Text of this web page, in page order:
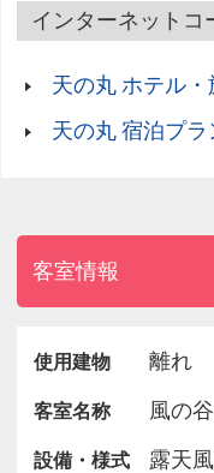
インターネットコ
天の丸 ホテル・
天の丸 宿泊プラ
客室情報
使用建物 離れ
客室名称 風の
設備・様式 露天